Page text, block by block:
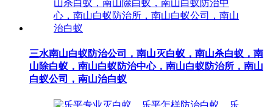
三水南山白蚁防治公司，南山灭白蚁，南山杀白蚁，南
山除白蚁，南山白蚁防治中心，南山白蚁防治所，南山
白蚁公司，南山治白蚁